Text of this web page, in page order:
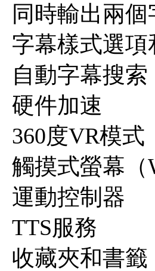
同時輸出兩個
字幕樣式選項
自動字幕搜索
硬件加速
360度VR模式
觸摸式螢幕（
運動控制器
TTS服務
收藏夾和書籤